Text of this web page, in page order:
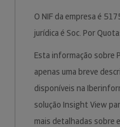
O NIF da empresa é
jurídica é Soc. Por
Esta informação sobre
apenas uma breve
disponíveis na
solução Insight View
mais detalhadas sobre